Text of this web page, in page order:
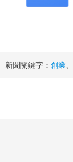
新聞關鍵字： 創業